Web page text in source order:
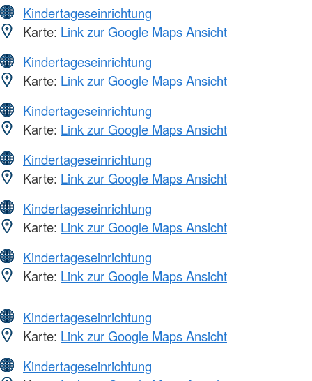
Kindertageseinrichtung
Karte: Link zur Google Maps Ansicht
Kindertageseinrichtung
Karte: Link zur Google Maps Ansicht
Kindertageseinrichtung
Karte: Link zur Google Maps Ansicht
Kindertageseinrichtung
Karte: Link zur Google Maps Ansicht
Kindertageseinrichtung
Karte: Link zur Google Maps Ansicht
Kindertageseinrichtung
Karte: Link zur Google Maps Ansicht
Kindertageseinrichtung
Karte: Link zur Google Maps Ansicht
Kindertageseinrichtung